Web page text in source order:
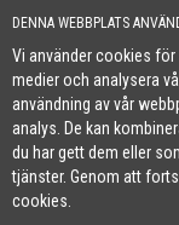
DENNA WEBBPLATS
Vi använder cookies
medier och analysera
användning av vår
analys. De kan
du har gett dem eller
tjänster. Genom att
cookies.
Cookie Policy
+46 (0)8-641 96 71|